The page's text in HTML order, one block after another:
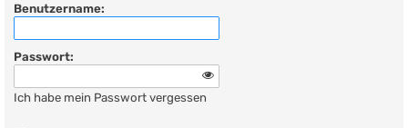
Benutzername:
Passwort:
Ich habe mein Passwort vergessen